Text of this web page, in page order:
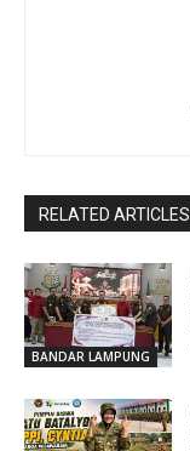
RELATED ARTICLES
BANDAR LAMPUNG